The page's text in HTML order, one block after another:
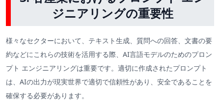
ジニアリングの重要性
様々なセクターにおいて、テキスト生成、質問への回答、文書の要
約などにこれらの技術を活用する際、AI言語モデルのためのプロン
プト エンジニアリングは重要です。適切に作成されたプロンプト
は、AIの出力が現実世界で適切で信頼性があり、安全であることを
確保する必要があります。